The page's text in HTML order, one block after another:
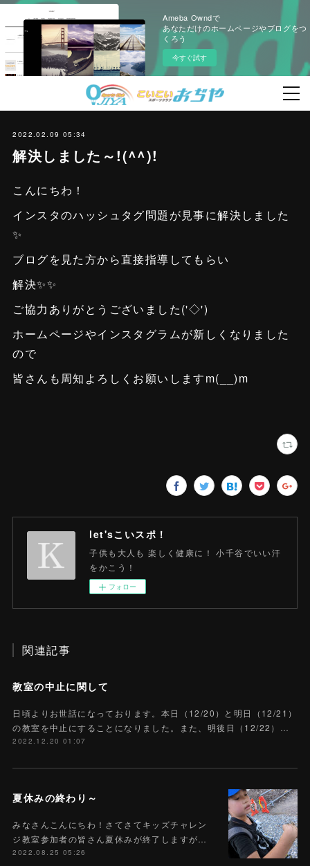
Ameba Owndで
あなただけのホームページやブログをつ
くろう
今すぐ試す
2022.02.09 05:34
解決しました～!(^^)!
こんにちわ！
インスタのハッシュタグ問題が見事に解決しました
✨
ブログを見た方から直接指導してもらい
解決✨✨
ご協力ありがとうございました('◇')ゞ
ホームページやインスタグラムが新しくなりました
ので
皆さんも周知よろしくお願いしますm(__)m
let'sこいスポ！
子供も大人も 楽しく健康に！ 小千谷でいい汗
をかこう！
フォロー
関連記事
教室の中止に関して
日頃よりお世話になっております。本日（12/20）と明日（12/21）
の教室を中止にすることになりました。また、明後日（12/22）…
2022.12.20 01:07
夏休みの終わり～
みなさんこんにちわ！さてさてキッズチャレン
ジ教室参加者の皆さん夏休みが終了しますが…
2022.08.25 05:26